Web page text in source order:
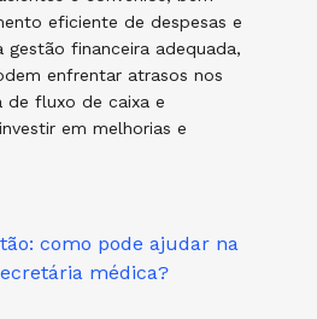
eficiente de despesas e
gestão financeira adequada,
enfrentar atrasos nos
de fluxo de caixa e
em melhorias e
como pode ajudar na
médica?